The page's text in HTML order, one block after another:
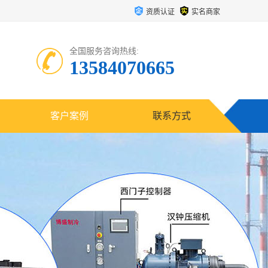
资质认证 实名商家
全国服务咨询热线:
13584070665
客户案例 联系方式